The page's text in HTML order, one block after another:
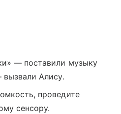
— поставили музыку
Алису.
проведите
сенсору.